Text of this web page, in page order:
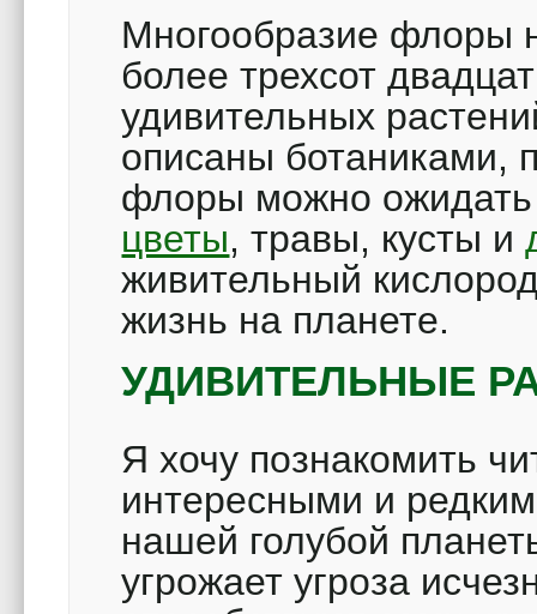
Многообразие флоры
более трехсот
удивительных
описаны ботаниками,
флоры можно ожидать
цветы, травы, кусты и
живительный
жизнь на планете.
УДИВИТЕЛЬНЫЕ
Я хочу познакомить
интересными и
нашей голубой
угрожает угроза